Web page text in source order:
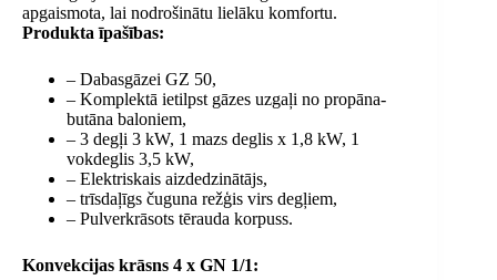
apgaismota, lai nodrošinātu lielāku komfortu.
Produkta īpašības:
– Dabasgāzei GZ 50,
– Komplektā ietilpst gāzes uzgaļi no propāna-
butāna baloniem,
– 3 degļi 3 kW, 1 mazs deglis x 1,8 kW, 1
vokdeglis 3,5 kW,
– Elektriskais aizdedzinātājs,
– trīsdaļīgs čuguna režģis virs degļiem,
– Pulverkrāsots tērauda korpuss.
Konvekcijas krāsns 4 x GN 1/1: